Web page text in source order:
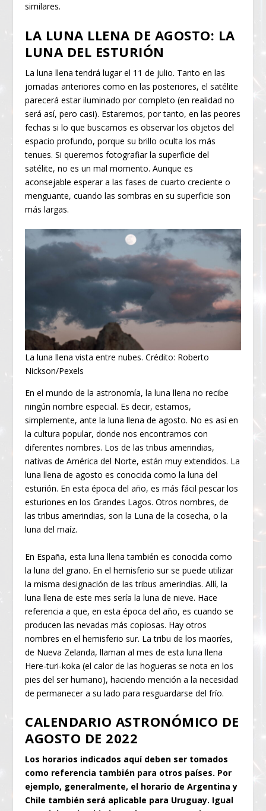
similares.
LA LUNA LLENA DE AGOSTO: LA
LUNA DEL ESTURIÓN
La luna llena tendrá lugar el 11 de julio. Tanto en las
jornadas anteriores como en las posteriores, el satélite
parecerá estar iluminado por completo (en realidad no
será así, pero casi). Estaremos, por tanto, en las peores
fechas si lo que buscamos es observar los objetos del
espacio profundo, porque su brillo oculta los más
tenues. Si queremos fotografiar la superficie del
satélite, no es un mal momento. Aunque es
aconsejable esperar a las fases de cuarto creciente o
menguante, cuando las sombras en su superficie son
más largas.
La luna llena vista entre nubes. Crédito: Roberto
Nickson/Pexels
En el mundo de la astronomía, la luna llena no recibe
ningún nombre especial. Es decir, estamos,
simplemente, ante la luna llena de agosto. No es así en
la cultura popular, donde nos encontramos con
diferentes nombres. Los de las tribus amerindias,
nativas de América del Norte, están muy extendidos. La
luna llena de agosto es conocida como la luna del
esturión. En esta época del año, es más fácil pescar los
esturiones en los Grandes Lagos. Otros nombres, de
las tribus amerindias, son la Luna de la cosecha, o la
luna del maíz.
En España, esta luna llena también es conocida como
la luna del grano. En el hemisferio sur se puede utilizar
la misma designación de las tribus amerindias. Allí, la
luna llena de este mes sería la luna de nieve. Hace
referencia a que, en esta época del año, es cuando se
producen las nevadas más copiosas. Hay otros
nombres en el hemisferio sur. La tribu de los maoríes,
de Nueva Zelanda, llaman al mes de esta luna llena
Here-turi-koka (el calor de las hogueras se nota en los
pies del ser humano), haciendo mención a la necesidad
de permanecer a su lado para resguardarse del frío.
CALENDARIO ASTRONÓMICO DE
AGOSTO DE 2022
Los horarios indicados aquí deben ser tomados
como referencia también para otros países. Por
ejemplo, generalmente, el horario de Argentina y
Chile también será aplicable para Uruguay. Igual